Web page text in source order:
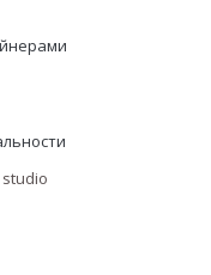
studio